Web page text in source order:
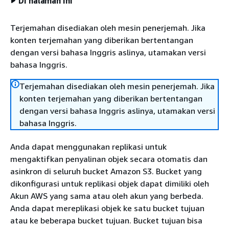
Terjemahan disediakan oleh mesin penerjemah. Jika
konten terjemahan yang diberikan bertentangan
dengan versi bahasa Inggris aslinya, utamakan versi
bahasa Inggris.
Terjemahan disediakan oleh mesin penerjemah. Jika
konten terjemahan yang diberikan bertentangan
dengan versi bahasa Inggris aslinya, utamakan versi
bahasa Inggris.
Anda dapat menggunakan replikasi untuk
mengaktifkan penyalinan objek secara otomatis dan
asinkron di seluruh bucket Amazon S3. Bucket yang
dikonfigurasi untuk replikasi objek dapat dimiliki oleh
Akun AWS yang sama atau oleh akun yang berbeda.
Anda dapat mereplikasi objek ke satu bucket tujuan
atau ke beberapa bucket tujuan. Bucket tujuan bisa